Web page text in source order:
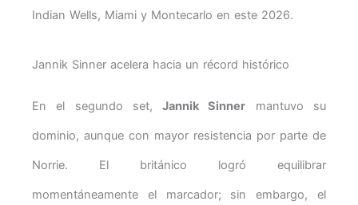
Indian Wells, Miami y Montecarlo en este 2026.
Jannik Sinner acelera hacia un récord histórico
En el segundo set,Jannik Sinner mantuvo su
dominio, aunque con mayor resistencia por parte de
Norrie. El británico logró equilibrar
momentáneamente el marcador; sin embargo, el